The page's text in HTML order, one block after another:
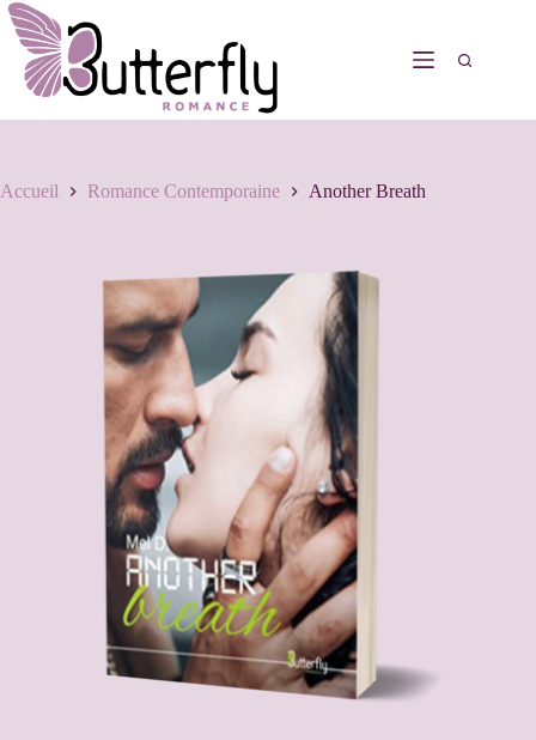
Accueil Romance Contemporaine Another Breath